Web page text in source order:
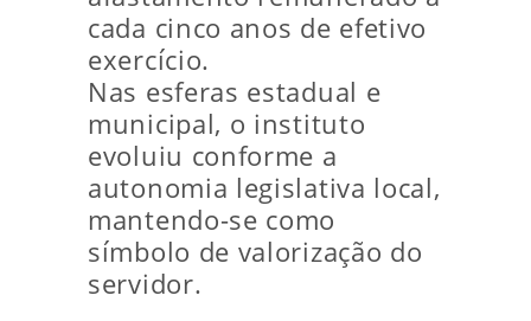
cada cinco anos de efetivo
exercício.
Nas esferas estadual e
municipal, o instituto
evoluiu conforme a
autonomia legislativa local,
mantendo-se como
símbolo de valorização do
servidor.